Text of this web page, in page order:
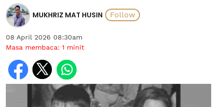
MUKHRIZ MAT HUSIN
08 April 2026 08:30am
Masa membaca: 1 minit